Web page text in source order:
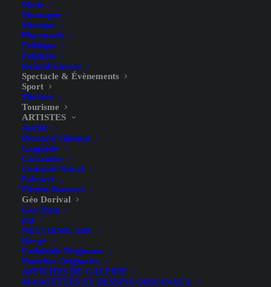
Mode
Montagne
Musique
Pharmacie
Politique
Publicité
Roland Garros
Spectacle & Évènements
Sport
Théâtre
Tourisme
ARTISTES
Auriac
Bernard Villemot
Cappiello
Cassandre
Constant-Duval
Falcucci
Firmin Bouisset
Géo Dorival
Géo Ham
Pal
NEUVIÈME ART
Hergé
Celluloïds Originaux
Planches Originales
AFFICHES DE GALERIE
MAQUETTES ET DESSINS ORIGINAUX
Bayonne – Biarritz – Géo
Dorival – 1911